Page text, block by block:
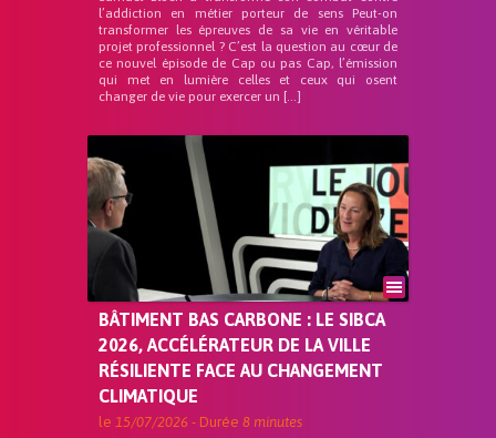
l’addiction en métier porteur de sens Peut-on
transformer les épreuves de sa vie en véritable
projet professionnel ? C’est la question au cœur de
ce nouvel épisode de Cap ou pas Cap, l’émission
qui met en lumière celles et ceux qui osent
changer de vie pour exercer un […]
BÂTIMENT BAS CARBONE : LE SIBCA
2026, ACCÉLÉRATEUR DE LA VILLE
RÉSILIENTE FACE AU CHANGEMENT
CLIMATIQUE
le 15/07/2026 - Durée 8 minutes